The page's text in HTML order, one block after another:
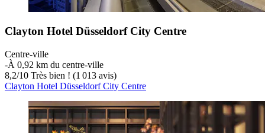
Clayton Hotel Düsseldorf City Centre
Centre-ville
‐À 0,92 km du centre-ville
8,2/10 Très bien ! (1 013 avis)
Clayton Hotel Düsseldorf City Centre